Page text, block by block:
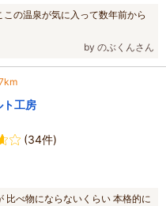
の温泉が気に入って数年前から
by のぶくんさん
ト工房
(34件)
比べ物にならないくらい 本格的に